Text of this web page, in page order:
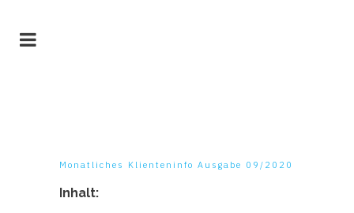
Monatliches Klienteninfo Ausgabe 09/2020
Inhalt: